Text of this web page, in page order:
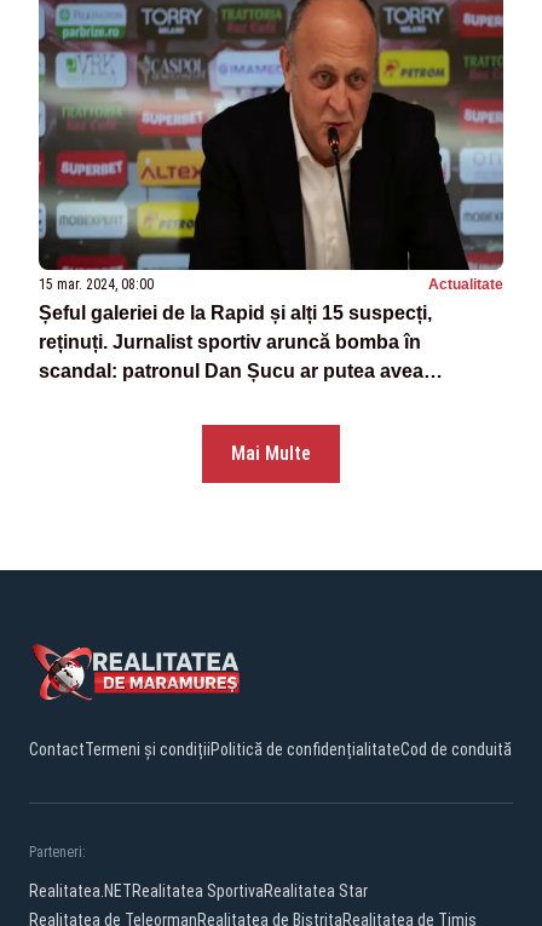
15 mar. 2024, 08:00 Actualitate
Șeful galeriei de la Rapid și alți 15 suspecți,
reținuți. Jurnalist sportiv aruncă bomba în
scandal: patronul Dan Șucu ar putea avea
Mai Multe
ContactTermeni și condițiiPolitică de confidențialitateCod de conduită
Parteneri:
Realitatea.NETRealitatea SportivaRealitatea Star
Realitatea de TeleormanRealitatea de BistritaRealitatea de Timis